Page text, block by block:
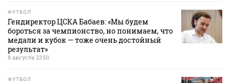
ФУТБОЛ
Гендиректор ЦСКА Бабаев: «Мы будем
бороться за чемпионство, но понимаем, что
медали и кубок — тоже очень достойный
результат»
8 августа 23:50
ФУТБОЛ